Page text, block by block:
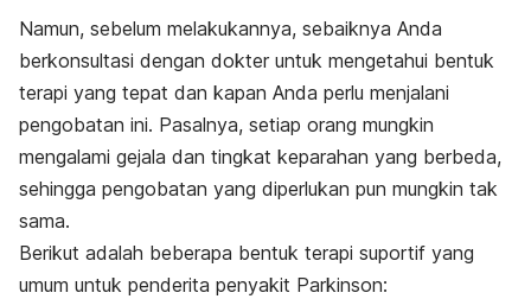
Namun, sebelum melakukannya, sebaiknya Anda
berkonsultasi dengan dokter untuk mengetahui bentuk
terapi yang tepat dan kapan Anda perlu menjalani
pengobatan ini. Pasalnya, setiap orang mungkin
mengalami gejala dan tingkat keparahan yang berbeda,
sehingga pengobatan yang diperlukan pun mungkin tak
sama.
Berikut adalah beberapa bentuk terapi suportif yang
umum untuk penderita penyakit Parkinson: